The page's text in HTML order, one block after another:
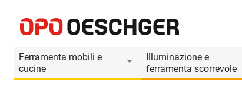
Ferramenta mobili e
cucine
Illuminazione e
ferramenta scorrevole
Informazioni prodotto
Accessori adatti